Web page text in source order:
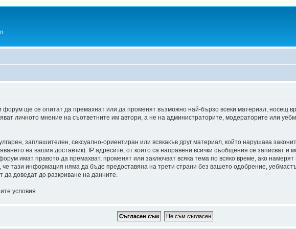
форум ще се опитат да премахнат или да променят възможно най-бързо всеки материал, носещ
личното мнение на съответните им автори, а не на администраторите, модераторите или
заплашителен, сексуално-ориентиран или всякакъв друг материал, който нарушава
на вашия доставчик). IP адресите, от които са направени всички съобщения се записват и
имат правото да премахват, променят или заключват всяка тема по всяко време, ако
тази информация няма да бъде предоставяна на трети страни без вашето одобрение,
да доведат до разкриване на данните.
условия